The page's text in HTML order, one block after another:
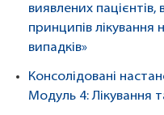
виявлених
принципів лікування
випадків»
Консолідовані
Модуль 4: Лікування